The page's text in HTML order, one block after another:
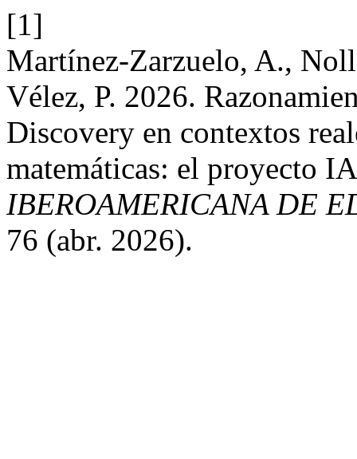
[1]
Martínez-Zarzuelo, A.,
Vélez, P. 2026.
Discovery en contextos
matemáticas: el proyecto
IBEROAMERICANA DE
76 (abr. 2026).